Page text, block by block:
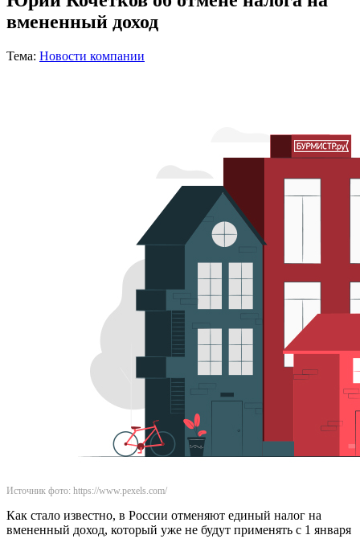
вмененный доход
Тема: Новости компании
Источник фото: https://www.pexels.com/
Как стало известно, в России отменяют единый налог на
вмененный доход, который уже не будут применять с 1 января